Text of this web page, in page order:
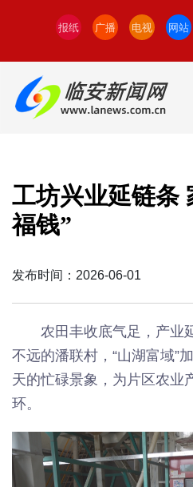
报纸 广播 电视 网站
工坊兴业延链条
福钱”
发布时间：2026-06-01
农田丰收底气足，产业
不远的潘联村，“山湖富域”
天的忙碌景象，为片区农业
环。